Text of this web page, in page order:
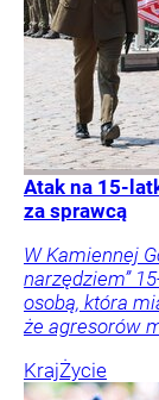
Atak na 15-
za sprawcą
W Kamiennej
narzędziem”
osobą, która
że agresorów
KrajŻycie